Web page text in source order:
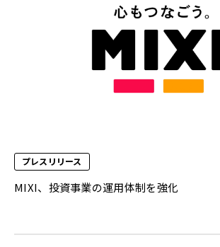
プレスリリース
MIXI、投資事業の運用体制を強化